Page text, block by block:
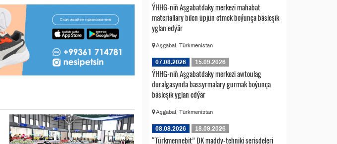
ÝHHG-niň Aşgabatdaky merkezi mahabat
materiallary bilen üpjün etmek boýunça bäsleşik
yglan edýär
Aşgabat, Türkmenistan
07.08.2026 15.09.2026
ÝHHG-niň Aşgabatdaky merkezi awtoulag
duralgasynda bassyrmalary gurmak boýunça
bäsleşik yglan edýär
Aşgabat, Türkmenistan
08.08.2026 18.09.2026
“Türkmennebit” DK maddy-tehniki serişdeleri